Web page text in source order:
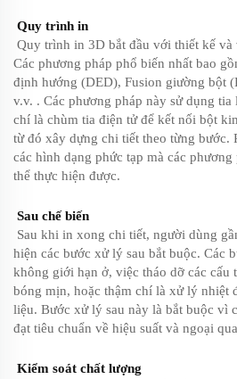
Quy trình in
Quy trình in 3D bắt đầu với thiết kế
Các phương pháp phổ biến nhất bao
định hướng (DED), Fusion giường bột
v.v. . Các phương pháp này sử dụng tia
chí là chùm tia điện tử để kết nối bột
từ đó xây dựng chi tiết theo từng bước.
các hình dạng phức tạp mà các
thể thực hiện được.
Sau chế biến
Sau khi in xong chi tiết, người dùng
hiện các bước xử lý sau bắt buộc. Các
không giới hạn ở, việc tháo dỡ các cấu
bóng mịn, hoặc thậm chí là xử lý nhiệt
liệu. Bước xử lý sau này là bắt buộc vì
đạt tiêu chuẩn về hiệu suất và ngoại
Kiểm soát chất lượng